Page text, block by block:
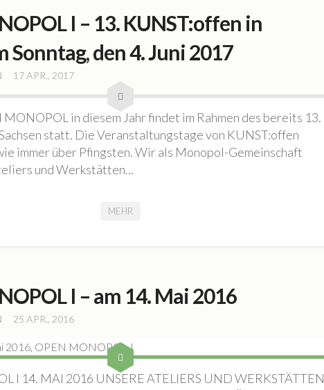
I – 13. KUNST:offen in
Sonntag, den 4. Juni 2017
17 APR., 2017
in diesem Jahr findet im Rahmen des bereits 13.
statt. Die Veranstaltungstage von KUNST:offen
immer über Pfingsten. Wir als Monopol-Gemeinschaft
und Werkstätten...
MEHR
I – am 14. Mai 2016
25 APR., 2016
I 14. MAI 2016 UNSERE ATELIERS UND WERKSTÄTTEN